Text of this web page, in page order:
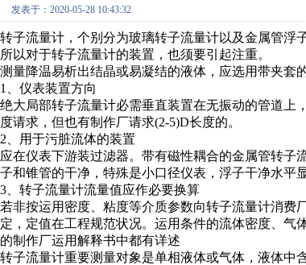
发表于：2020-05-28 10:43:32
转子流量计，个别分为玻璃转子流量计以及金属管浮
所以对于转子流量计的装置，也须要引起注重。
测量降温易析出结晶或易凝结的液体，应选用带夹套
1、仪表装置方向
绝大局部转子流量计必需垂直装置在无振动的管道上
度请求，但也有制作厂请求(2-5)D长度的。
2、用于污脏流体的装置
应在仪表下游装过滤器。带有磁性耦合的金属管转
子和锥管的干净，特殊是小口径仪表，浮子干净水平
3、转子流量计流量值应作必要换算
若非按运用密度、粘度等介质参数向转子流量计消
定，定值在工程规范状况。运用条件的流体密度、
的制作厂运用解释书中都有详述
转子流量计重要测量对象是单相液体或气体，液体中